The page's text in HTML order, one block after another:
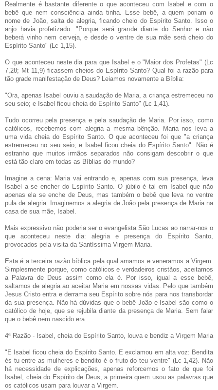
Realmente é bastante diferente o que aconteceu com Isabel e com o
bebê que nem consciência ainda tinha. Esse bebê, a quem poriam o
nome de João, salta de alegria, ficando cheio do Espírito Santo. Isso o
anjo havia profetizado: "Porque será grande diante do Senhor e não
beberá vinho nem cerveja, e desde o ventre de sua mãe será cheio do
Espírito Santo" (Lc 1,15).
O que aconteceu neste dia para que Isabel e o "Maior dos Profetas" (Lc
7,28; Mt 11,9) ficassem cheios do Espírito Santo? Qual foi a razão para
tão grade manifestação de Deus? Leiamos novamente a Bíblia:
"Ora, apenas Isabel ouviu a saudação de Maria, a criança estremeceu no
seu seio; e Isabel ficou cheia do Espírito Santo" (Lc 1,41).
Tudo ocorreu pela presença e pela saudação de Maria. Por isso, como
católicos, recebemos com alegria a mesma bênção. Maria nos leva a
uma vida cheia do Espírito Santo. O que aconteceu foi que "a criança
estremeceu no seu seio; e Isabel ficou cheia do Espírito Santo". Não é
estranho que muitos irmãos separados não consigam descobrir o que
está tão claro em todas as Bíblias do mundo?
Imagine a cena: Maria vai entrando e, apenas com sua presença, leva
Isabel a se encher do Espírito Santo. O júbilo é tal em Isabel que não
apenas ela se enche de Deus, mas também o bebê que leva no ventre
pula de alegria. Imaginemos a alegria de João pela presença de Maria na
casa de sua mãe, Isabel.
Mais expressivo não poderia ser o evangelista São Lucas ao narrar-nos o
que aconteceu neste dia: alegria e presença do Espírito Santo,
provocados pela visita da Santíssima Virgem Maria.
Esta é a terceira razão bíblica pela qual amamos e veneramos a Virgem.
Simplesmente porque, como católicos e verdadeiros cristãos, aceitamos
a Palavra de Deus assim como ela é. Por isso, igual a esse bebê,
saltamos de alegria ao aceitar Maria em nossas vidas. Pelo que também
Jesus Cristo entra e derrama seu Espírito sobre nós para nos transbordar
da sua presença. Não há dúvidas que o bebê João e Isabel são como o
católico de hoje, que se rejubila diante da presença de Maria. Sem falar
que o bebê nem nascido era...
4ª Razão - Isabel, cheia do Espírito Santo, louva e bendiz a Virgem Maria
"E Isabel ficou cheia do Espírito Santo. E exclamou em alta voz: Bendita
és tu entre as mulheres e bendito é o fruto do teu ventre" (Lc 1,42). Não
há necessidade de explicações, apenas reforcemos o fato de que foi
Isabel, cheia do Espírito de Deus, a primeira quem usou as palavras que
os católicos usam para louvar a Virgem.